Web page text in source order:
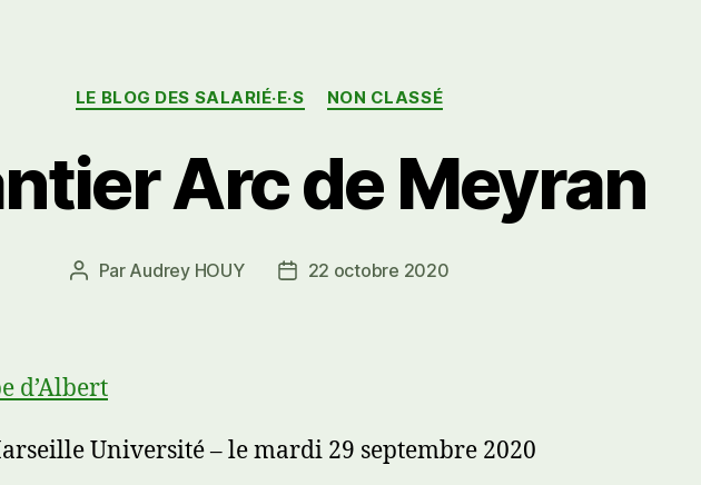
Catégories
LE BLOG DES SALARIÉ·E·S NON CLASSÉ
Arc de Meyran
Auteur
Par Audrey HOUY
Date22 octobre 2020
d’Albert
Université – le mardi 29 septembre 2020